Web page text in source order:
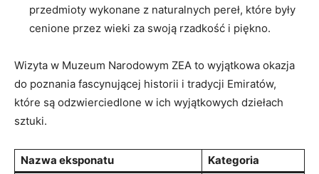
przedmioty⁢ wykonane z naturalnych‌ pereł, które były
cenione przez wieki za swoją rzadkość i ⁣piękno.
Wizyta w Muzeum Narodowym⁤ ZEA to wyjątkowa okazja
do poznania fascynującej​ historii‌ i tradycji Emiratów,
które są odzwierciedlone w ⁣ich wyjątkowych dziełach
sztuki.
Nazwa eksponatu
Kategoria